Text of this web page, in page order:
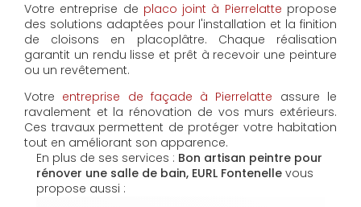
Votre entreprise de placo joint à Pierrelatte propose
des solutions adaptées pour l'installation et la finition
de cloisons en placoplâtre. Chaque réalisation
garantit un rendu lisse et prêt à recevoir une peinture
ou un revêtement.
Votre entreprise de façade à Pierrelatte assure le
ravalement et la rénovation de vos murs extérieurs.
Ces travaux permettent de protéger votre habitation
tout en améliorant son apparence.
En plus de ses services : Bon artisan peintre pour
rénover une salle de bain, EURL Fontenelle vous
propose aussi :